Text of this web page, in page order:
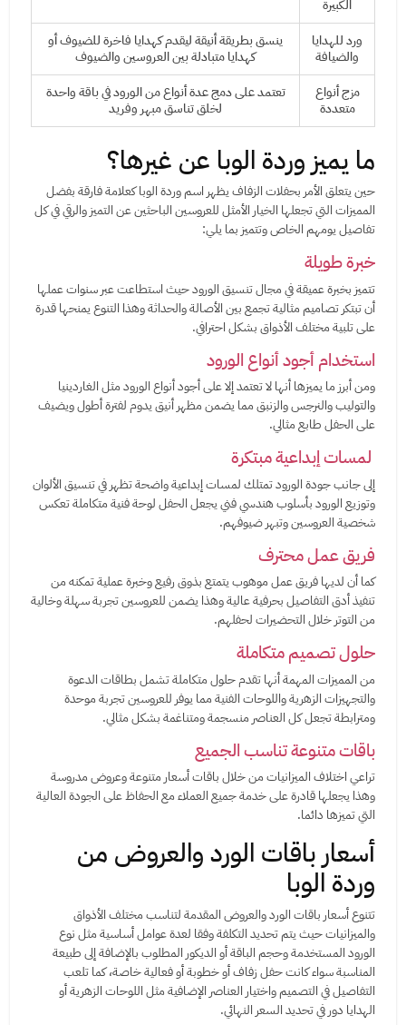
الكبيرة
ورد للهدايا
والضيافة
ينسق بطريقة أنيقة ليقدم كهدايا فاخرة للضيوف أو
كهدايا متبادلة بين العروسين والضيوف
مزج أنواع
متعددة
تعتمد على دمج عدة أنواع من الورود في باقة واحدة
لخلق تناسق مبهر وفريد
ما يميز وردة الوبا عن غيرها؟
حين يتعلق الأمر بحفلات الزفاف يظهر اسم وردة الوبا كعلامة فارقة بفضل
المميزات التي تجعلها الخيار الأمثل للعروسين الباحثين عن التميز والرقي في كل
تفاصيل يومهم الخاص وتتميز بما يلي:
خبرة طويلة
تتميز بخبرة عميقة في مجال تنسيق الورود حيث استطاعت عبر سنوات عملها
أن تبتكر تصاميم مثالية تجمع بين الأصالة والحداثة وهذا التنوع يمنحها قدرة
على تلبية مختلف الأذواق بشكل احترافي.
استخدام أجود أنواع الورود
ومن أبرز ما يميزها أنها لا تعتمد إلا على أجود أنواع الورود مثل الغاردينيا
والتوليب والنرجس والزنبق مما يضمن مظهر أنيق يدوم لفترة أطول ويضيف
على الحفل طابع مثالي.
لمسات إبداعية مبتكرة
إلى جانب جودة الورود تمتلك لمسات إبداعية واضحة تظهر في تنسيق الألوان
وتوزيع الورود بأسلوب هندسي فني يجعل الحفل لوحة فنية متكاملة تعكس
شخصية العروسين وتبهر ضيوفهم.
فريق عمل محترف
كما أن لديها فريق عمل موهوب يتمتع بذوق رفيع وخبرة عملية تمكنه من
تنفيذ أدق التفاصيل بحرفية عالية وهذا يضمن للعروسين تجربة سهلة وخالية
من التوتر خلال التحضيرات لحفلهم.
حلول تصميم متكاملة
من المميزات المهمة أنها تقدم حلول متكاملة تشمل بطاقات الدعوة
والتجهيزات الزهرية واللوحات الفنية مما يوفر للعروسين تجربة موحدة
ومترابطة تجعل كل العناصر منسجمة ومتناغمة بشكل مثالي.
باقات متنوعة تناسب الجميع
تراعي اختلاف الميزانيات من خلال باقات أسعار متنوعة وعروض مدروسة
وهذا يجعلها قادرة على خدمة جميع العملاء مع الحفاظ على الجودة العالية
التي تميزها دائما.
أسعار باقات الورد والعروض من
وردة الوبا
تتنوع أسعار باقات الورد والعروض المقدمة لتناسب مختلف الأذواق
والميزانيات حيث يتم تحديد التكلفة وفقا لعدة عوامل أساسية مثل نوع
الورود المستخدمة وحجم الباقة أو الديكور المطلوب بالإضافة إلى طبيعة
المناسبة سواء كانت حفل زفاف أو خطوبة أو فعالية خاصة، كما تلعب
التفاصيل في التصميم واختيار العناصر الإضافية مثل اللوحات الزهرية أو
الهدايا دور في تحديد السعر النهائي.